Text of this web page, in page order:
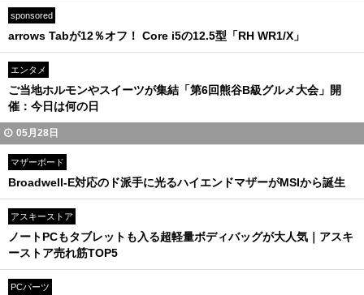
sponsored
arrows Tabが12％オフ！ Core i5の12.5型「RH WR1/X」
エンタメ
ご当地ホルモンやスイーツが集結「第6回熊谷B級グルメ大会」開
催：今日は何の日
05月28日
マザーボード
Broadwell-E対応のド派手に光るハイエンドマザーがMSIから誕生
アスキーストア
ノートPCもタブレットも入る超軽量ボディバッグが大人気｜アスキ
ーストア売れ筋TOP5
PCパーツ